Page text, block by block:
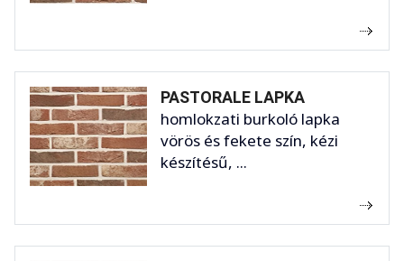
PASTORALE LAPKA
homlokzati burkoló lapka
vörös és fekete szín, kézi
készítésű, ...